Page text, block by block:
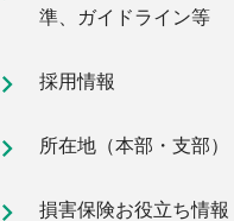
準、ガイドライン等
採用情報
所在地（本部・支部）
損害保険お役立ち情報